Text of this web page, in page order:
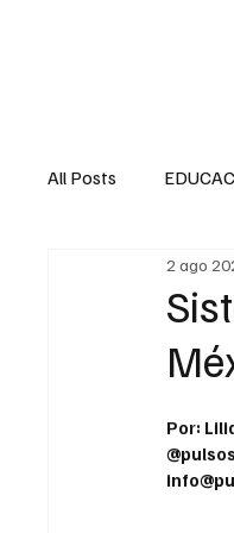
All Posts
SALUD EN EL
2 ago
Por: